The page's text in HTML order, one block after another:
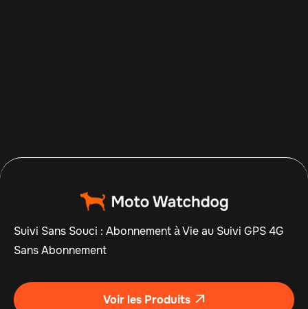
Suivi Sans Souci : Abonnement à Vie au Suivi GPS 4G
Sans Abonnement
Voir les Produits 